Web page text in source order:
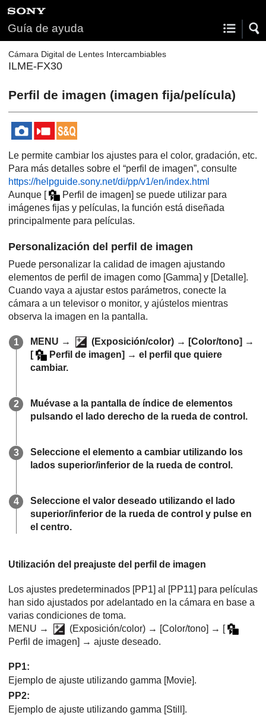
Guía de ayuda
Cámara Digital de Lentes Intercambiables
ILME-FX30
Perfil de imagen (imagen fija/película)
Le permite cambiar los ajustes para el color, gradación, etc.
Para más detalles sobre el “perfil de imagen”, consulte
https://helpguide.sony.net/di/pp/v1/en/index.html
Aunque [ Perfil de imagen] se puede utilizar para
imágenes fijas y películas, la función está diseñada
principalmente para películas.
Personalización del perfil de imagen
Puede personalizar la calidad de imagen ajustando
elementos de perfil de imagen como [Gamma] y [Detalle].
Cuando vaya a ajustar estos parámetros, conecte la
cámara a un televisor o monitor, y ajústelos mientras
observa la imagen en la pantalla.
MENU → (Exposición/color) → [Color/tono] →
[
Perfil de imagen] → el perfil que quiere
cambiar.
Muévase a la pantalla de índice de elementos
pulsando el lado derecho de la rueda de control.
Seleccione el elemento a cambiar utilizando los
lados superior/inferior de la rueda de control.
Seleccione el valor deseado utilizando el lado
superior/inferior de la rueda de control y pulse en
el centro.
Utilización del preajuste del perfil de imagen
Los ajustes predeterminados [PP1] al [PP11] para películas
han sido ajustados por adelantado en la cámara en base a
varias condiciones de toma.
MENU →
(Exposición/color) → [Color/tono] → [
Perfil de imagen] → ajuste deseado.
PP1:
Ejemplo de ajuste utilizando gamma [Movie].
PP2:
Ejemplo de ajuste utilizando gamma [Still].